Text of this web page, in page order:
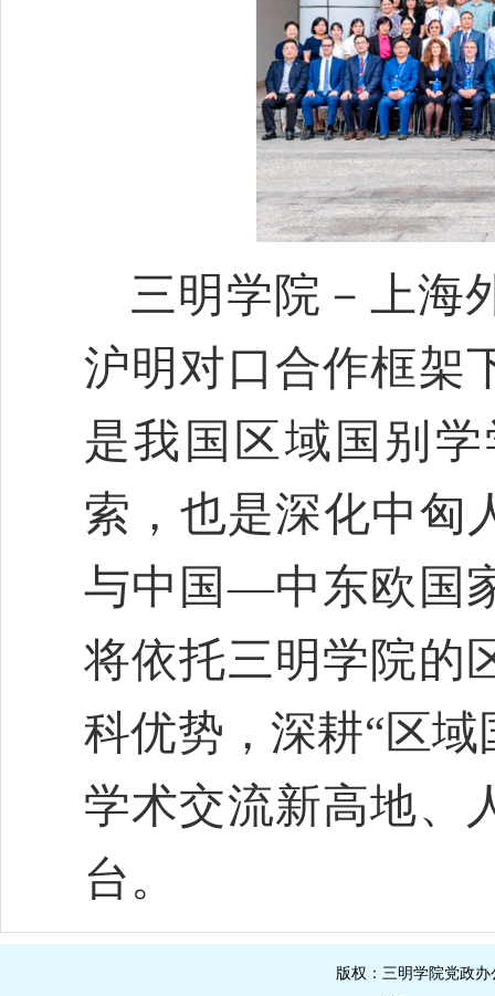
三明学院－上海
沪明对口合作框架
是我国区域国别
索，也是深化中匈
与中国—中东欧国
将依托三明学院的
科优势，深耕“区域
学术交流新高地、
台。
版权：三明学院党政办